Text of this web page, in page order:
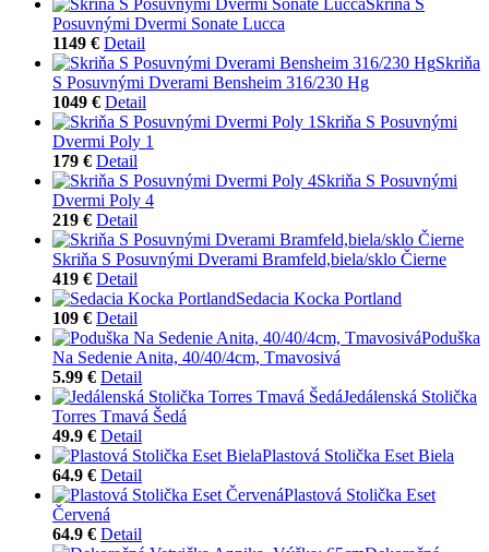
Posuvnými Dvermi Sonate Lucca
1149 € Detail
Skriňa
S Posuvnými Dverami Bensheim 316/230 Hg
1049 € Detail
Skriňa S Posuvnými
Dvermi Poly 1
179 € Detail
Skriňa S Posuvnými
Dvermi Poly 4
219 € Detail
Skriňa S Posuvnými Dverami Bramfeld,biela/sklo Čierne
419 € Detail
Sedacia Kocka Portland
109 € Detail
Poduška
Na Sedenie Anita, 40/40/4cm, Tmavosivá
5.99 € Detail
Jedálenská Stolička
Torres Tmavá Šedá
49.9 € Detail
Plastová Stolička Eset Biela
64.9 € Detail
Plastová Stolička Eset
Červená
64.9 € Detail